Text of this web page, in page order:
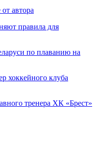
автора
правила для
по плаванию на
хоккейного клуба
тренера ХК «Брест»